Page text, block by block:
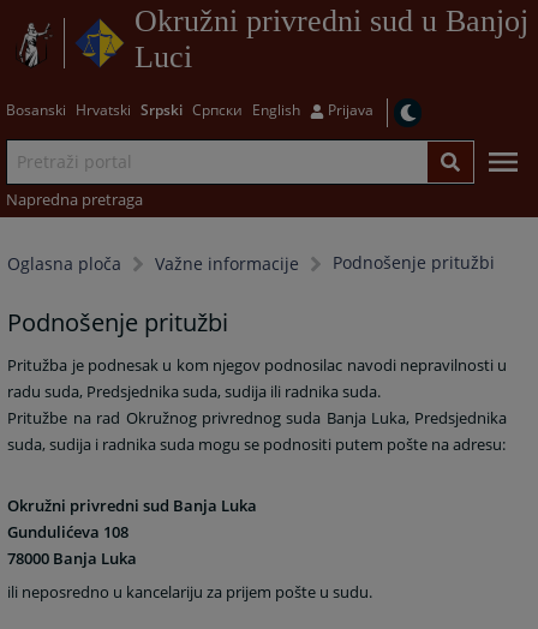
Okružni privredni sud u Banjoj
Luci
Bosanski Hrvatski Srpski Српски English Prijava
Napredna pretraga
Oglasna ploča Važne informacije Podnošenje pritužbi
Podnošenje pritužbi
Pritužba je podnesak u kom njegov podnosilac navodi nepravilnosti u
radu suda, Predsjednika suda, sudija ili radnika suda.
Pritužbe na rad Okružnog privrednog suda Banja Luka, Predsjednika
suda, sudija i radnika suda mogu se podnositi putem pošte na adresu:
Okružni privredni sud Banja Luka
Gundulićeva 108
78000 Banja Luka
ili neposredno u kancelariju za prijem pošte u sudu.